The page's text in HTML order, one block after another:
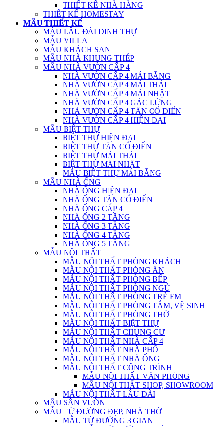
THIẾT KẾ NHÀ HÀNG
THIẾT KẾ HOMESTAY
MẪU THIẾT KẾ
MẪU LÂU ĐÀI DINH THỰ
MẪU VILLA
MẪU KHÁCH SẠN
MẪU NHÀ KHUNG THÉP
MẪU NHÀ VƯỜN CẤP 4
NHÀ VƯỜN CẤP 4 MÁI BẰNG
NHÀ VƯỜN CẤP 4 MÁI THÁI
NHÀ VƯỜN CẤP 4 MÁI NHẬT
NHÀ VƯỜN CẤP 4 GÁC LỬNG
NHÀ VƯỜN CẤP 4 TÂN CỔ ĐIỂN
NHÀ VƯỜN CẤP 4 HIỆN ĐẠI
MẪU BIỆT THỰ
BIỆT THỰ HIỆN ĐẠI
BIỆT THỰ TÂN CỔ ĐIỂN
BIỆT THỰ MÁI THÁI
BIỆT THỰ MÁI NHẬT
MẪU BIỆT THỰ MÁI BẰNG
MẪU NHÀ ỐNG
NHÀ ỐNG HIỆN ĐẠI
NHÀ ỐNG TÂN CỔ ĐIỂN
NHÀ ỐNG CẤP 4
NHÀ ỐNG 2 TẦNG
NHÀ ỐNG 3 TẦNG
NHÀ ỐNG 4 TẦNG
NHÀ ỐNG 5 TẦNG
MẪU NỘI THẤT
MẪU NỘI THẤT PHÒNG KHÁCH
MẪU NỘI THẤT PHÒNG ĂN
MẪU NỘI THẤT PHÒNG BẾP
MẪU NỘI THẤT PHÒNG NGỦ
MẪU NỘI THẤT PHÒNG TRẺ EM
MẪU NỘI THẤT PHÒNG TẮM, VỆ SINH
MẪU NỘI THẤT PHÒNG THỜ
MẪU NỘI THẤT BIỆT THỰ
MẪU NỘI THẤT CHUNG CƯ
MẪU NỘI THẤT NHÀ CẤP 4
MẪU NỘI THẤT NHÀ PHỐ
MẪU NỘI THẤT NHÀ ỐNG
MẪU NỘI THẤT CÔNG TRÌNH
MẪU NỘI THẤT VĂN PHÒNG
MẪU NỘI THẤT SHOP, SHOWROOM
MẪU NỘI THẤT LÂU ĐÀI
MẪU SÂN VƯỜN
MẪU TỪ ĐƯỜNG ĐẸP, NHÀ THỜ
MẪU TỪ ĐƯỜNG 3 GIAN